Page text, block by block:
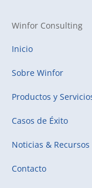
Winfor Consulting
Inicio
Sobre Winfor
Productos y
Casos de Éxito
Noticias & Recursos
Contacto